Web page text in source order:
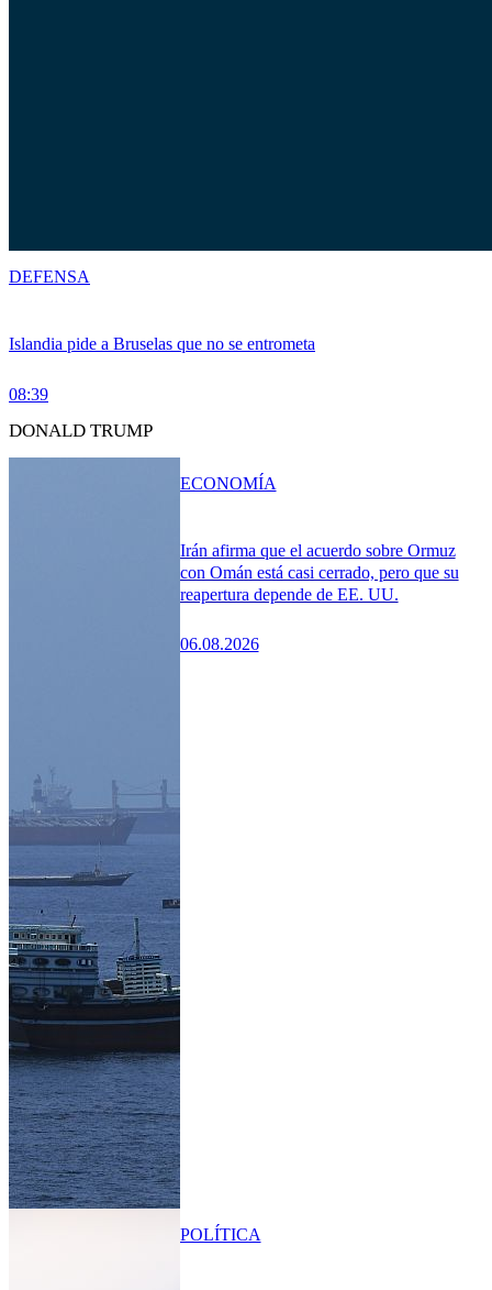
Islandia pide a Bruselas que no se entrometa
08:39
DEFENSA
DONALD TRUMP
Irán afirma que el acuerdo sobre Ormuz
con Omán está casi cerrado, pero que su
reapertura depende de EE. UU.
06.08.2026
ECONOMÍA
POLÍTICA